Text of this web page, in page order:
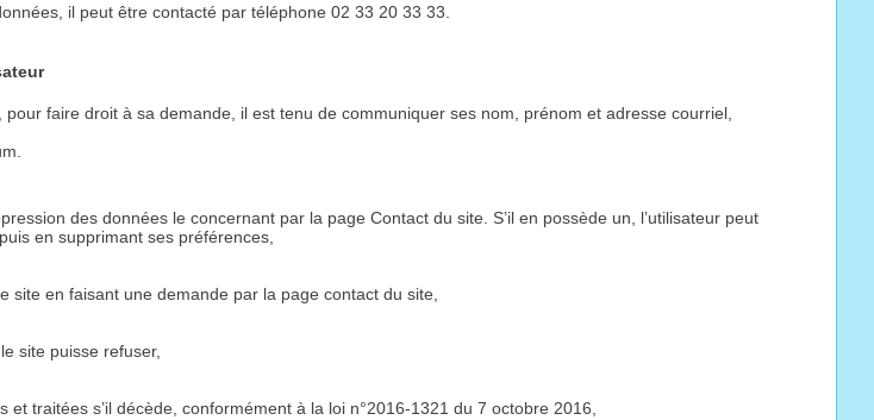
il peut être contacté par téléphone 02 33 20 33 33.
faire droit à sa demande, il est tenu de communiquer ses nom, prénom et adresse courriel,
des données le concernant par la page Contact du site. S’il en possède un, l’utilisateur peut
en supprimant ses préférences,
site en faisant une demande par la page contact du site,
site puisse refuser,
traitées s’il décède, conformément à la loi n°2016-1321 du 7 octobre 2016,